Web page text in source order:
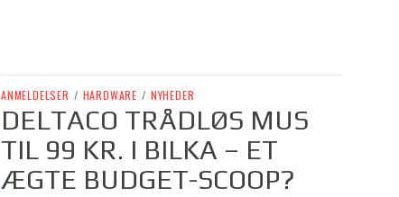
ANMELDELSER / HARDWARE / NYHEDER
DELTACO TRÅDLØS MUS
TIL 99 KR. I BILKA – ET
ÆGTE BUDGET-SCOOP?